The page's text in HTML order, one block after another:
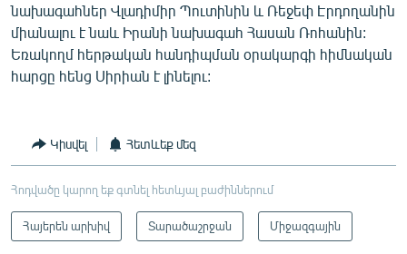
նախագահներ Վլադիմիր Պուտինին և Ռեջեփ Էրդողանին
միանալու է նաև Իրանի նախագահ Հասան Ռոհանին:
Եռակողմ հերթական հանդիպման օրակարգի հիմնական
հարցը հենց Սիրիան է լինելու:
Կիսվել Հետևեք մեզ
Հոդվածը կարող եք գտնել հետևյալ բաժիններում
Հայերեն արխիվ Տարածաշրջան Միջազգային